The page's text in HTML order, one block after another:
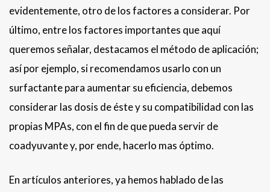
evidentemente, otro de los factores a considerar. Por
último, entre los factores importantes que aquí
queremos señalar, destacamos el método de aplicación;
así por ejemplo, si recomendamos usarlo con un
surfactante para aumentar su eficiencia, debemos
considerar las dosis de éste y su compatibilidad con las
propias MPAs, con el fin de que pueda servir de
coadyuvante y, por ende, hacerlo mas óptimo.
En artículos anteriores, ya hemos hablado de las